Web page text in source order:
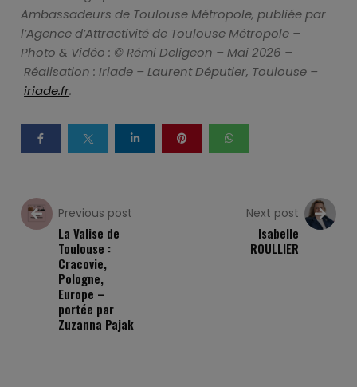
Ambassadeurs de Toulouse Métropole, publiée par
l’Agence d’Attractivité de Toulouse Métropole –
Photo & Vidéo : © Rémi Deligeon – Mai 2026 –
Réalisation : Iriade – Laurent Députier, Toulouse –
iriade.fr.
Previous post
La Valise de
Toulouse :
Cracovie,
Pologne,
Europe –
portée par
Zuzanna Pajak
Next post
Isabelle
ROULLIER